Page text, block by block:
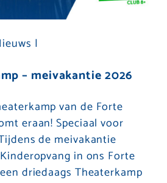
|
– meivakantie 2026
van de Forte
eraan! Speciaal voor
de meivakantie
in ons Forte
driedaags Theaterkamp